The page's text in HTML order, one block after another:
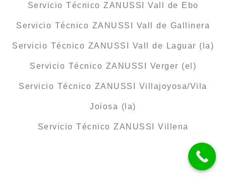
Servicio Técnico ZANUSSI Vall de Ebo
Servicio Técnico ZANUSSI Vall de Gallinera
Servicio Técnico ZANUSSI Vall de Laguar (la)
Servicio Técnico ZANUSSI Verger (el)
Servicio Técnico ZANUSSI Villajoyosa/Vila
Joiosa (la)
Servicio Técnico ZANUSSI Villena